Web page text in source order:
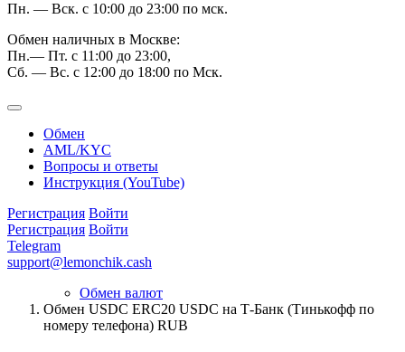
Пн. — Вск. с 10:00 до 23:00 по мск.
Обмен наличных в Москве:
Пн.— Пт. с 11:00 до 23:00,
Сб. — Вс. с 12:00 до 18:00 по Мск.
Обмен
AML/KYC
Вопросы и ответы
Инструкция (YouTube)
Регистрация Войти
Регистрация Войти
Telegram
support@lemonchik.cash
Обмен валют
Обмен USDC ERC20 USDC на Т-Банк (Тинькофф по
номеру телефона) RUB